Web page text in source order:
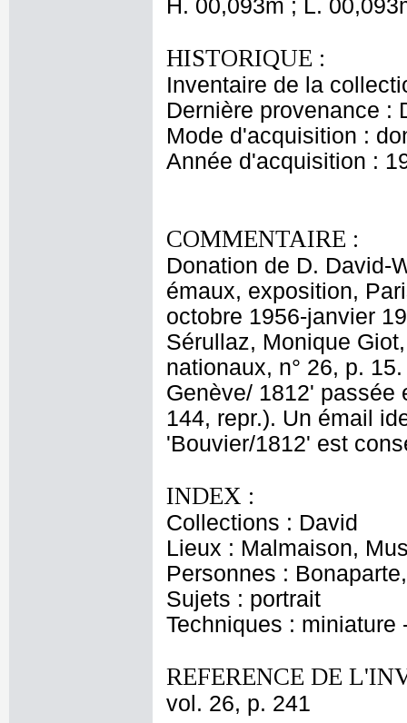
H. 00,093m ; L.
HISTORIQUE :
Inventaire de la
Dernière provenance :
Mode d'acquisition :
Année d'acquisition :
COMMENTAIRE :
Donation de D. David-
émaux, exposition,
octobre 1956-janvier
Sérullaz, Monique
nationaux, n° 26, p.
Genève/ 1812' passée
144, repr.). Un émail
'Bouvier/1812' est
INDEX :
Collections : David
Lieux : Malmaison,
Personnes :
Sujets : portrait
Techniques : miniature
REFERENCE DE
vol. 26, p. 241